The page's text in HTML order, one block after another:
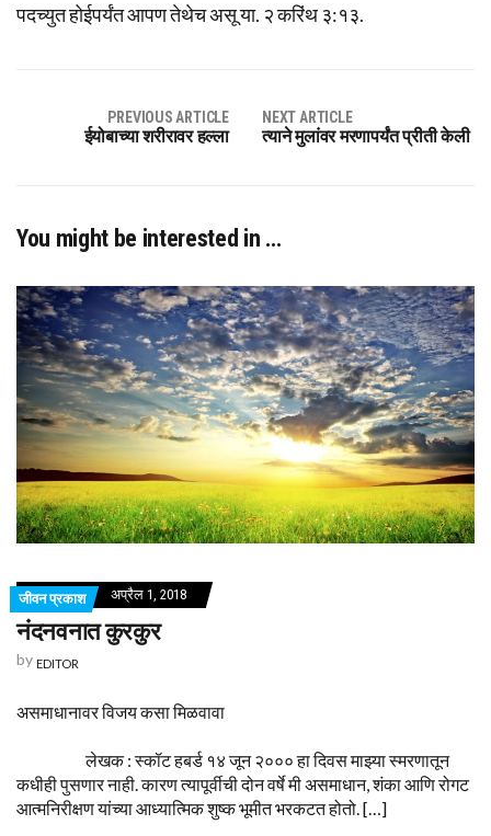
पदच्युत होईपर्यंत आपण तेथेच असू या. २ करिंथ ३:१३.
PREVIOUS ARTICLE
ईयोबाच्या शरीरावर हल्ला
NEXT ARTICLE
त्याने मुलांवर मरणापर्यंत प्रीती केली
You might be interested in …
जीवन प्रकाश अप्रैल 1, 2018
नंदनवनात कुरकुर
by EDITOR
असमाधानावर विजय कसा मिळवावा
लेखक : स्कॉट हबर्ड १४ जून २००० हा दिवस माझ्या स्मरणातून
कधीही पुसणार नाही. कारण त्यापूर्वीची दोन वर्षे मी असमाधान, शंका आणि रोगट
आत्मनिरीक्षण यांच्या आध्यात्मिक शुष्क भूमीत भरकटत होतो. […]